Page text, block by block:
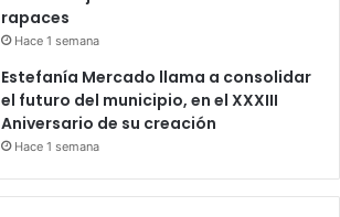
rapaces
Hace 1 semana
Estefanía Mercado llama a consolidar
el futuro del municipio, en el XXXIII
Aniversario de su creación
Hace 1 semana